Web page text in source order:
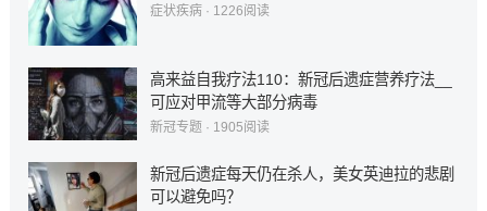
症状疾病· 1226阅读
高来益自我疗法110：新冠后遗症营养疗法__
可应对甲流等大部分病毒
新冠专题 · 1905阅读
新冠后遗症每天仍在杀人，美女英迪拉的悲剧
可以避免吗？